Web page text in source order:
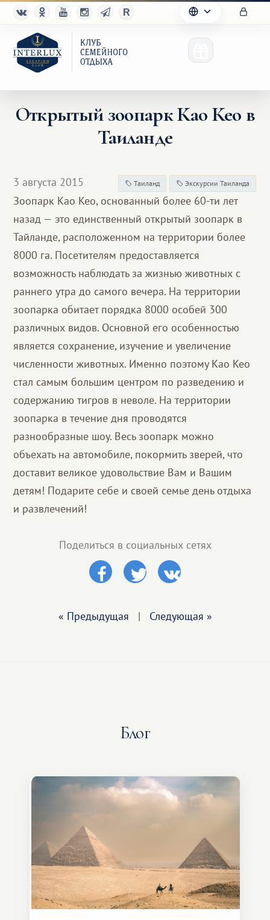
Партнерам
Открытый зоопарк Као Кео в
Таиланде
3 августа 2015 Таиланд Экскурсии Таиланда
Зоопарк Као Кео, основанный более 60-ти лет
назад — это единственный открытый зоопарк в
Тайланде, расположенном на территории более
8000 га. Посетителям предоставляется
возможность наблюдать за жизнью животных с
раннего утра до самого вечера. На территории
зоопарка обитает порядка 8000 особей 300
различных видов. Основной его особенностью
является сохранение, изучение и увеличение
численности животных. Именно поэтому Као Кео
стал самым большим центром по разведению и
содержанию тигров в неволе. На территории
зоопарка в течение дня проводятся
разнообразные шоу. Весь зоопарк можно
объехать на автомобиле, покормить зверей, что
доставит великое удовольствие Вам и Вашим
детям! Подарите себе и своей семье день отдыха
и развлечений!
Поделиться в социальных сетях
« Предыдущая | Следующая »
Блог